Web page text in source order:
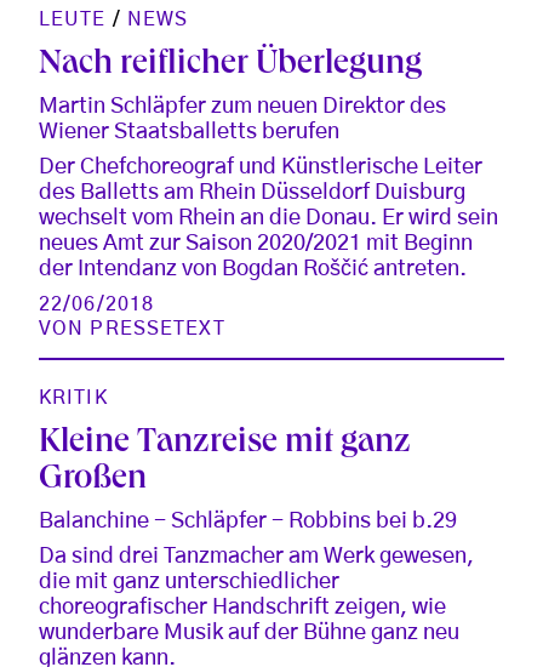
LEUTE / NEWS
Nach reiflicher Überlegung
Martin Schläpfer zum neuen Direktor des
Wiener Staatsballetts berufen
Der Chefchoreograf und Künstlerische Leiter
des Balletts am Rhein Düsseldorf Duisburg
wechselt vom Rhein an die Donau. Er wird sein
neues Amt zur Saison 2020/2021 mit Beginn
der Intendanz von Bogdan Roščić antreten.
22/06/2018
VON
PRESSETEXT
KRITIK
Kleine Tanzreise mit ganz
Großen
Balanchine - Schläpfer - Robbins bei b.29
Da sind drei Tanzmacher am Werk gewesen,
die mit ganz unterschiedlicher
choreografischer Handschrift zeigen, wie
wunderbare Musik auf der Bühne ganz neu
glänzen kann.